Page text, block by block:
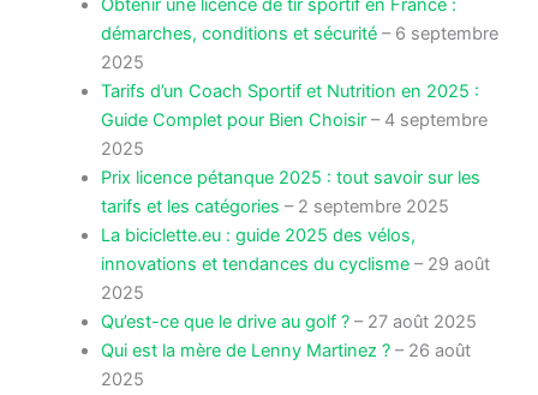
Obtenir une licence de tir sportif en France :
démarches, conditions et sécurité– 6 septembre
2025
Tarifs d’un Coach Sportif et Nutrition en 2025 :
Guide Complet pour Bien Choisir– 4 septembre
2025
Prix licence pétanque 2025 : tout savoir sur les
tarifs et les catégories – 2 septembre 2025
La biciclette.eu : guide 2025 des vélos,
innovations et tendances du cyclisme– 29 août
2025
Qu’est-ce que le drive au golf ?– 27 août 2025
Qui est la mère de Lenny Martinez ?– 26 août
2025